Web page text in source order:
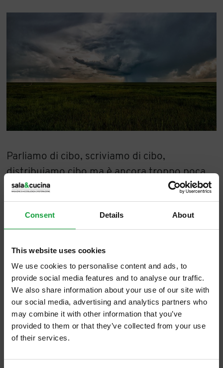
Consent Details About
This website uses cookies
We use cookies to personalise content and ads, to
provide social media features and to analyse our traffic.
We also share information about your use of our site with
our social media, advertising and analytics partners who
may combine it with other information that you’ve
provided to them or that they’ve collected from your use
of their services.
Parliamo di cibo, scriviamo di cibo,
distribuiamo cibo ma è ancora troppo poca
l’attenzione che mettiamo nel ruolo che il
cibo ha sulla sostenibilità, sul clima, su tutto
quello che impatta in maniera negativa sul
Ben vengano, dunque, convegni come quello
svoltosi a Roma poche settimane fa, a cura
della Società Italiana delle Scienze per il
clima:Cibo e clima, una sfida per il pianeta.
Durante il convegno sono usciti dati molto
interessanti che ci devono far riflettere; il
primo di questi dati riguarda le emissioni di
ISCRIVITI ALLA NEWSLETTER